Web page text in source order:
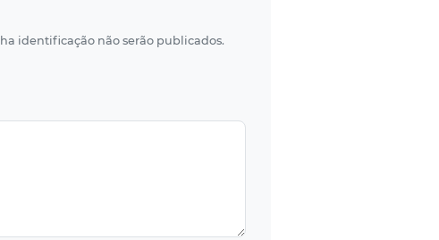
identificação não serão publicados.